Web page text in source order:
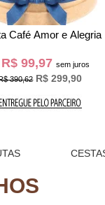
Café Amor e Alegria
R$ 99,97 sem juros
390,62 R$ 299,90